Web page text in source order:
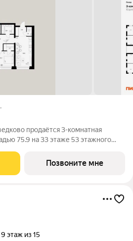
продаётся 3-комнатная
75.9 на 33 этаже 53 этажного
до станции метро
автомобиле до
Позвоните мне
9 этаж из 15